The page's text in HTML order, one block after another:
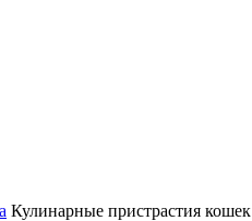
Кулинарные пристрастия кошек